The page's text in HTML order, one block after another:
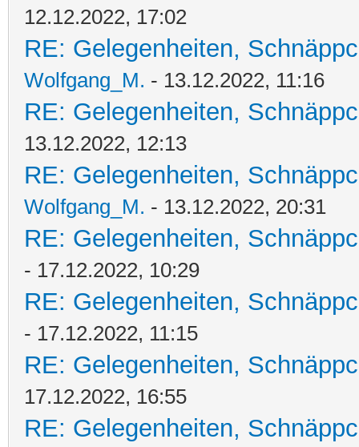
12.12.2022, 17:02
RE: Gelegenheiten,
Wolfgang_M. - 13.12.2022, 11:16
RE: Gelegenheiten,
13.12.2022, 12:13
RE: Gelegenheiten,
Wolfgang_M. - 13.12.2022, 20:31
RE: Gelegenheiten,
- 17.12.2022, 10:29
RE: Gelegenheiten,
- 17.12.2022, 11:15
RE: Gelegenheiten,
17.12.2022, 16:55
RE: Gelegenheiten,